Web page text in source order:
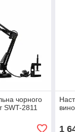
чорного
SWT-2811
1